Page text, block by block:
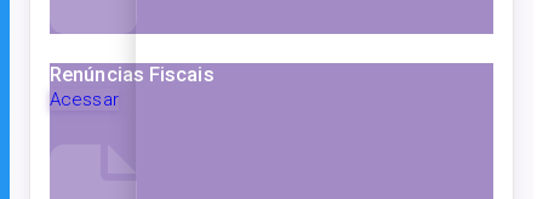
Renúncias Fiscais
Acessar